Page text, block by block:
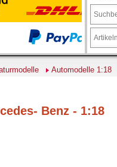
Automodelle 1:18
Benz - 1:18